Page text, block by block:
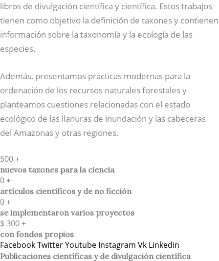
libros de divulgación científica y científica. Estos trabajos
tienen como objetivo la definición de taxones y contienen
información sobre la taxonomía y la ecología de las
especies.
Además, presentamos prácticas modernas para la
ordenación de los recursos naturales forestales y
planteamos cuestiones relacionadas con el estado
ecológico de las llanuras de inundación y las cabeceras
del Amazonas y otras regiones.
500+
nuevos taxones para la ciencia
0+
artículos científicos y de no ficción
0+
se implementaron varios proyectos
$ 300+
con fondos propios
FacebookTwitterYoutube Instagram Vk Linkedin
Publicaciones científicas y de divulgación científica​